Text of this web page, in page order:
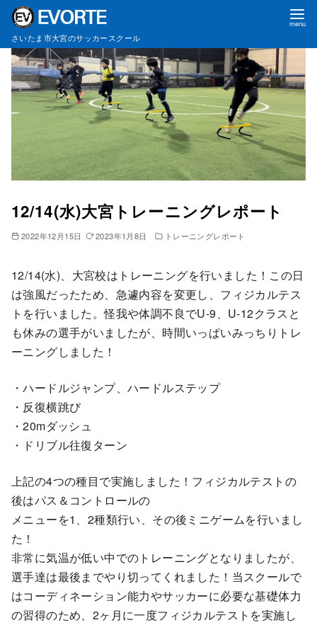
ンさいたま市大宮のサッカースクール
12/14(水)大宮トレーニングレポート
2022年12月15日 2023年1月8日 トレーニングレポート
12/14(水)、大宮校はトレーニングを行いました！この日
は強風だったため、急遽内容を変更し、フィジカルテス
トを行いました。怪我や体調不良でU-9、U-12クラスと
も休みの選手がいましたが、時間いっぱいみっちりトレ
ーニングしました！
・ハードルジャンプ、ハードルステップ
・反復横跳び
・20mダッシュ
・ドリブル往復ターン
上記の4つの種目で実施しました！フィジカルテストの
後はパス＆コントロールの
メニューを1、2種類行い、その後ミニゲームを行いまし
た！
非常に気温が低い中でのトレーニングとなりましたが、
選手達は最後までやり切ってくれました！当スクールで
はコーディネーション能力やサッカーに必要な基礎体力
の習得のため、2ヶ月に一度フィジカルテストを実施し